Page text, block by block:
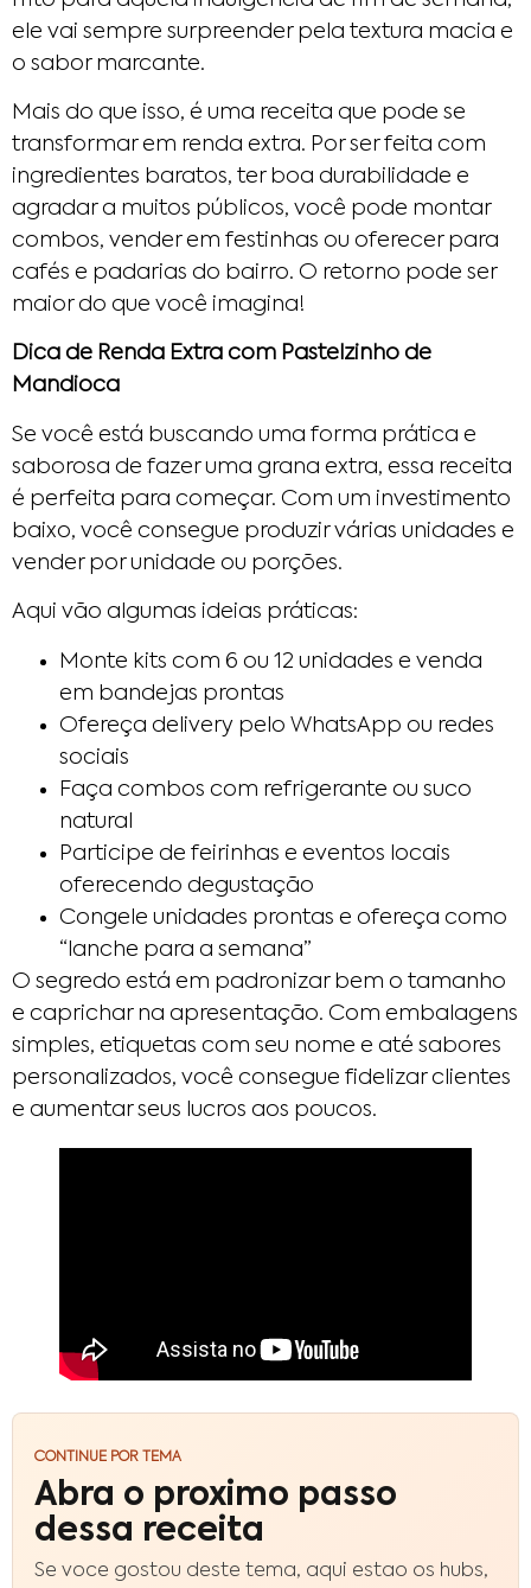
ele vai sempre surpreender pela textura macia e
o sabor marcante.
Mais do que isso, é uma receita que pode se
transformar em renda extra. Por ser feita com
ingredientes baratos, ter boa durabilidade e
agradar a muitos públicos, você pode montar
combos, vender em festinhas ou oferecer para
cafés e padarias do bairro. O retorno pode ser
maior do que você imagina!
Dica de Renda Extra com Pastelzinho de
Mandioca
Se você está buscando uma forma prática e
saborosa de fazer uma grana extra, essa receita
é perfeita para começar. Com um investimento
baixo, você consegue produzir várias unidades e
vender por unidade ou porções.
Aqui vão algumas ideias práticas:
Monte kits com 6 ou 12 unidades e venda
em bandejas prontas
Ofereça delivery pelo WhatsApp ou redes
sociais
Faça combos com refrigerante ou suco
natural
Participe de feirinhas e eventos locais
oferecendo degustação
Congele unidades prontas e ofereça como
“lanche para a semana”
O segredo está em padronizar bem o tamanho
e caprichar na apresentação. Com embalagens
simples, etiquetas com seu nome e até sabores
personalizados, você consegue fidelizar clientes
e aumentar seus lucros aos poucos.
CONTINUE POR TEMA
Abra o proximo passo
dessa receita
Se voce gostou deste tema, aqui estao os hubs,